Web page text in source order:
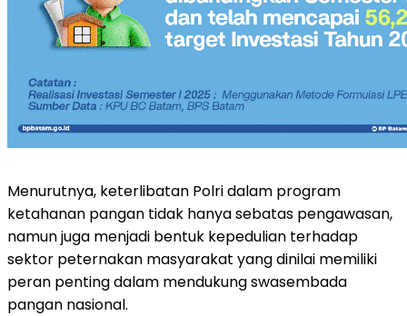
Menurutnya, keterlibatan Polri dalam program
ketahanan pangan tidak hanya sebatas pengawasan,
namun juga menjadi bentuk kepedulian terhadap
sektor peternakan masyarakat yang dinilai memiliki
peran penting dalam mendukung swasembada
pangan nasional.